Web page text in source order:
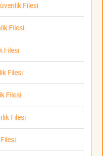
Filesi
Filesi
Filesi
Filesi
Filesi
Filesi